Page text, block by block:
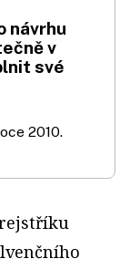
návrhu
v
své
2010.